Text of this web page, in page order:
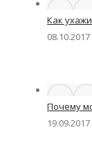
Как
08.10.2017
Почему
19.09.2017